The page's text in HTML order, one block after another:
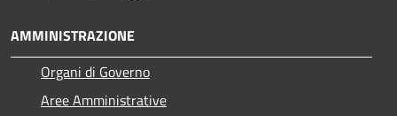
AMMINISTRAZIONE
Organi di Governo
Aree Amministrative